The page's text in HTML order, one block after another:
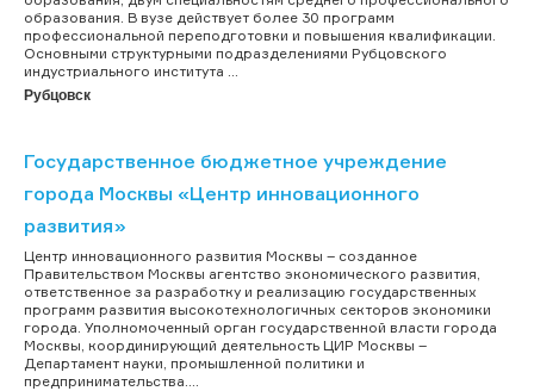
образования. В вузе действует более 30 программ
профессиональной переподготовки и повышения квалификации.
Основными структурными подразделениями Рубцовского
индустриального института ...
Рубцовск
Государственное бюджетное учреждение
города Москвы «Центр инновационного
развития»
Центр инновационного развития Москвы – созданное
Правительством Москвы агентство экономического развития,
ответственное за разработку и реализацию государственных
программ развития высокотехнологичных секторов экономики
города. Уполномоченный орган государственной власти города
Москвы, координирующий деятельность ЦИР Москвы –
Департамент науки, промышленной политики и
предпринимательства....